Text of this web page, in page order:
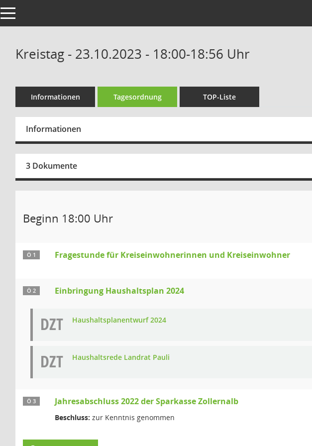
Toggle navigation
Kreistag - 23.10.2023 - 18:00-18:56 Uhr
Informationen Tagesordnung TOP-Liste
Informationen
3 Dokumente
Beginn 18:00 Uhr
Ö 1 Fragestunde für Kreiseinwohnerinnen und Kreiseinwohner
Ö 2 Einbringung Haushaltsplan 2024
DZT Haushaltsplanentwurf 2024
DZT Haushaltsrede Landrat Pauli
Ö 3 Jahresabschluss 2022 der Sparkasse Zollernalb
Beschluss: zur Kenntnis genommen